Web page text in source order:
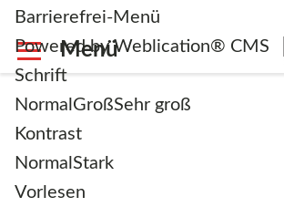
Barrierefrei-Menü
Powered by Weblication® CMS
Schrift
Normal GroßSehr groß
Kontrast
Normal Stark
Vorlesen
An- und